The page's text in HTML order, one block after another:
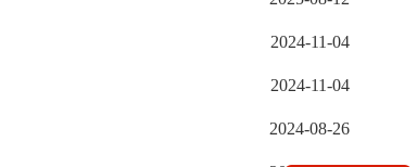
2024-11-04
2024-11-04
2024-08-26